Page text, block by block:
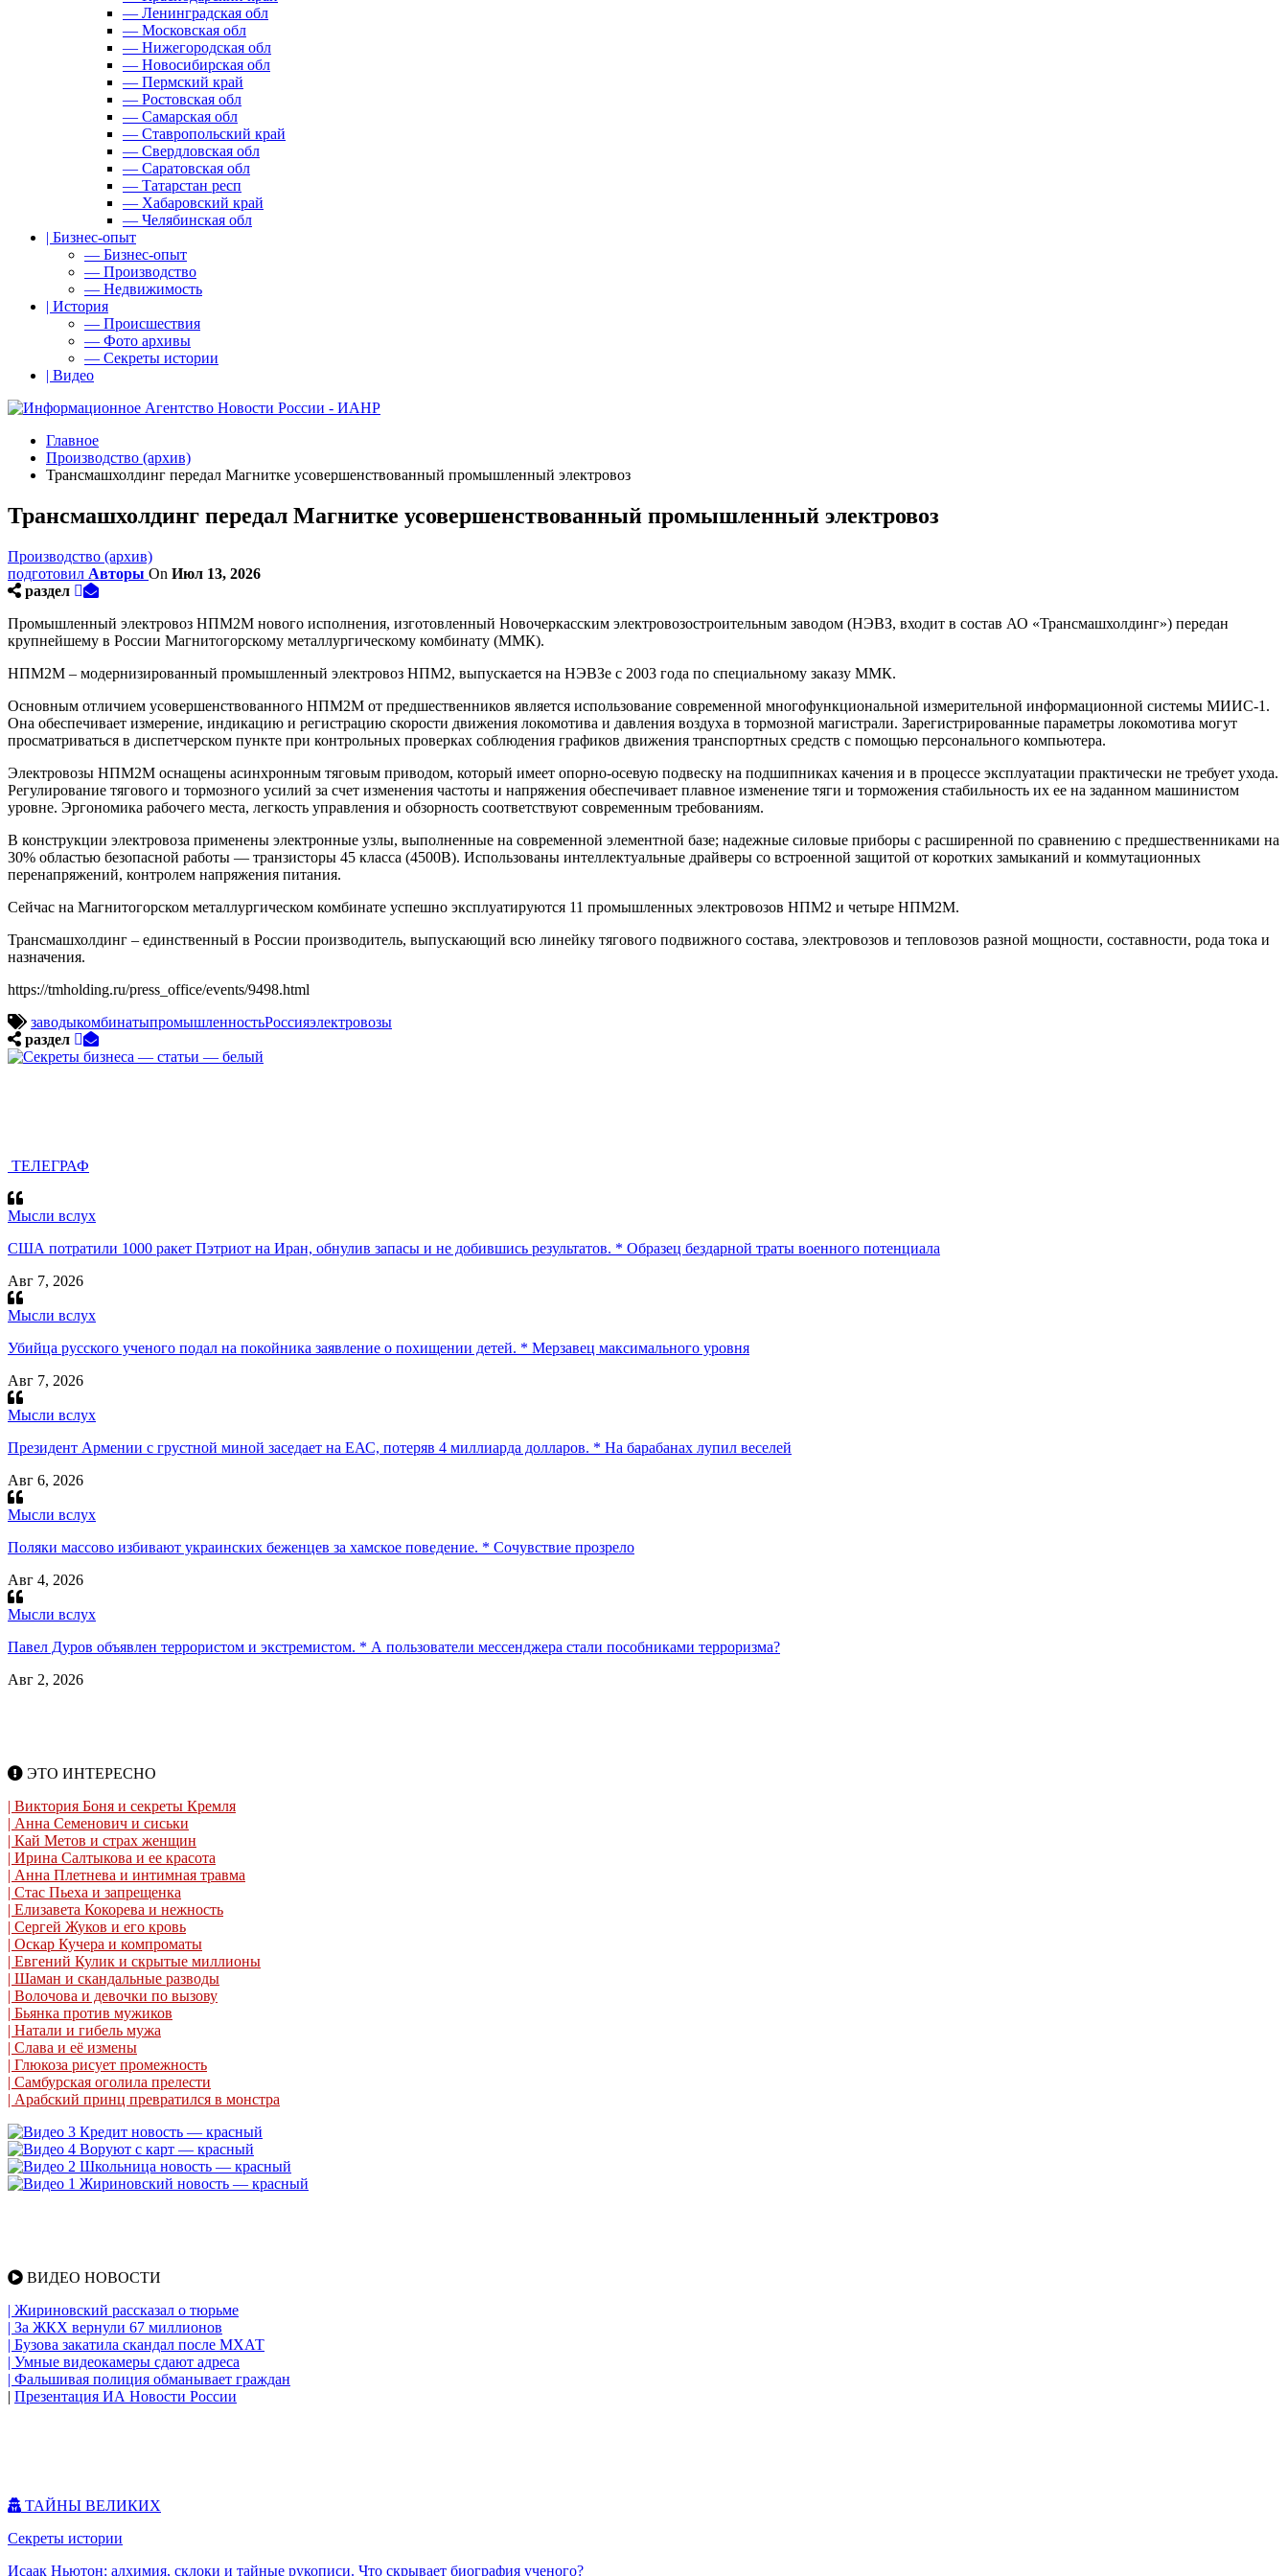
— Ленинградская обл
— Московская обл
— Нижегородская обл
— Новосибирская обл
— Пермский край
— Ростовская обл
— Самарская обл
— Ставропольский край
— Свердловская обл
— Саратовская обл
— Татарстан респ
— Хабаровский край
— Челябинская обл
| Бизнес-опыт
— Бизнес-опыт
— Производство
— Недвижимость
| История
— Происшествия
— Фото архивы
— Секреты истории
| Видео
Главное
Производство (архив)
Трансмашхолдинг передал Магнитке усовершенствованный промышленный электровоз
Трансмашхолдинг передал Магнитке усовершенствованный промышленный электровоз
Производство (архив)
подготовил Авторы On Июл 13, 2026
раздел
Промышленный электровоз НПМ2М нового исполнения, изготовленный Новочеркасским электровозостроительным заводом (НЭВЗ, входит в состав АО «Трансмашхолдинг») передан
крупнейшему в России Магнитогорскому металлургическому комбинату (ММК).
НПМ2М – модернизированный промышленный электровоз НПМ2, выпускается на НЭВЗе с 2003 года по специальному заказу ММК.
Основным отличием усовершенствованного НПМ2М от предшественников является использование современной многофункциональной измерительной информационной системы МИИС-1.
Она обеспечивает измерение, индикацию и регистрацию скорости движения локомотива и давления воздуха в тормозной магистрали. Зарегистрированные параметры локомотива могут
просматриваться в диспетчерском пункте при контрольных проверках соблюдения графиков движения транспортных средств с помощью персонального компьютера.
Электровозы НПМ2М оснащены асинхронным тяговым приводом, который имеет опорно-осевую подвеску на подшипниках качения и в процессе эксплуатации практически не требует ухода.
Регулирование тягового и тормозного усилий за счет изменения частоты и напряжения обеспечивает плавное изменение тяги и торможения стабильность их ее на заданном машинистом
уровне. Эргономика рабочего места, легкость управления и обзорность соответствуют современным требованиям.
В конструкции электровоза применены электронные узлы, выполненные на современной элементной базе; надежные силовые приборы с расширенной по сравнению с предшественниками на
30% областью безопасной работы — транзисторы 45 класса (4500В). Использованы интеллектуальные драйверы со встроенной защитой от коротких замыканий и коммутационных
перенапряжений, контролем напряжения питания.
Сейчас на Магнитогорском металлургическом комбинате успешно эксплуатируются 11 промышленных электровозов НПМ2 и четыре НПМ2М.
Трансмашхолдинг – единственный в России производитель, выпускающий всю линейку тягового подвижного состава, электровозов и тепловозов разной мощности, составности, рода тока и
назначения.
https://tmholding.ru/press_office/events/9498.html
заводыкомбинатыпромышленностьРоссияэлектровозы
раздел
ТЕЛЕГРАФ
Мысли вслух
США потратили 1000 ракет Пэтриот на Иран, обнулив запасы и не добившись результатов. * Образец бездарной траты военного потенциала
Авг 7, 2026
Мысли вслух
Убийца русского ученого подал на покойника заявление о похищении детей. * Мерзавец максимального уровня
Авг 7, 2026
Мысли вслух
Президент Армении с грустной миной заседает на ЕАС, потеряв 4 миллиарда долларов. * На барабанах лупил веселей
Авг 6, 2026
Мысли вслух
Поляки массово избивают украинских беженцев за хамское поведение. * Сочувствие прозрело
Авг 4, 2026
Мысли вслух
Павел Дуров объявлен террористом и экстремистом. * А пользователи мессенджера стали пособниками терроризма?
Авг 2, 2026
ЭТО ИНТЕРЕСНО
| Виктория Боня и секреты Кремля
| Анна Семенович и сиськи
| Кай Метов и страх женщин
| Ирина Салтыкова и ее красота
| Анна Плетнева и интимная травма
| Стас Пьеха и запрещенка
| Елизавета Кокорева и нежность
| Сергей Жуков и его кровь
| Оскар Кучера и компроматы
| Евгений Кулик и скрытые миллионы
| Шаман и скандальные разводы
| Волочова и девочки по вызову
| Бьянка против мужиков
| Натали и гибель мужа
| Слава и её измены
| Глюкоза рисует промежность
| Самбурская оголила прелести
| Арабский принц превратился в монстра
ВИДЕО НОВОСТИ
| Жириновский рассказал о тюрьме
| За ЖКХ вернули 67 миллионов
| Бузова закатила скандал после МХАТ
| Умные видеокамеры сдают адреса
| Фальшивая полиция обманывает граждан
| Презентация ИА Новости России
ТАЙНЫ ВЕЛИКИХ
Секреты истории
Исаак Ньютон: алхимия, склоки и тайные рукописи. Что скрывает биография ученого?